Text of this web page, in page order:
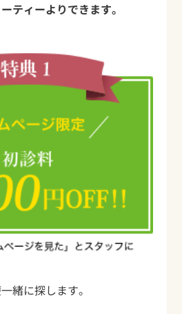
ティーよりできます。
緒に探します。